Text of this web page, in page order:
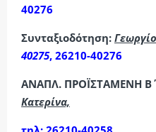
40276
Συνταξιοδότηση:
40275, 26210-40276
ΑΝΑΠΛ. ΠΡΟΪΣΤΑΜΕΝΗ
Κατερίνα,